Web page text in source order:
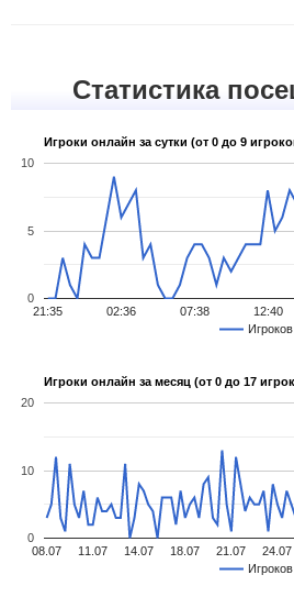
Статистика
Игроки онлайн за сутки (от 0 до 9
Игроков
21:35 02:36 07:38 12:40
0
5
10
Игроки онлайн за месяц (от 0 до 17
Игроков
08.07 11.07 14.07 18.07 21.07 24.07
0
10
20